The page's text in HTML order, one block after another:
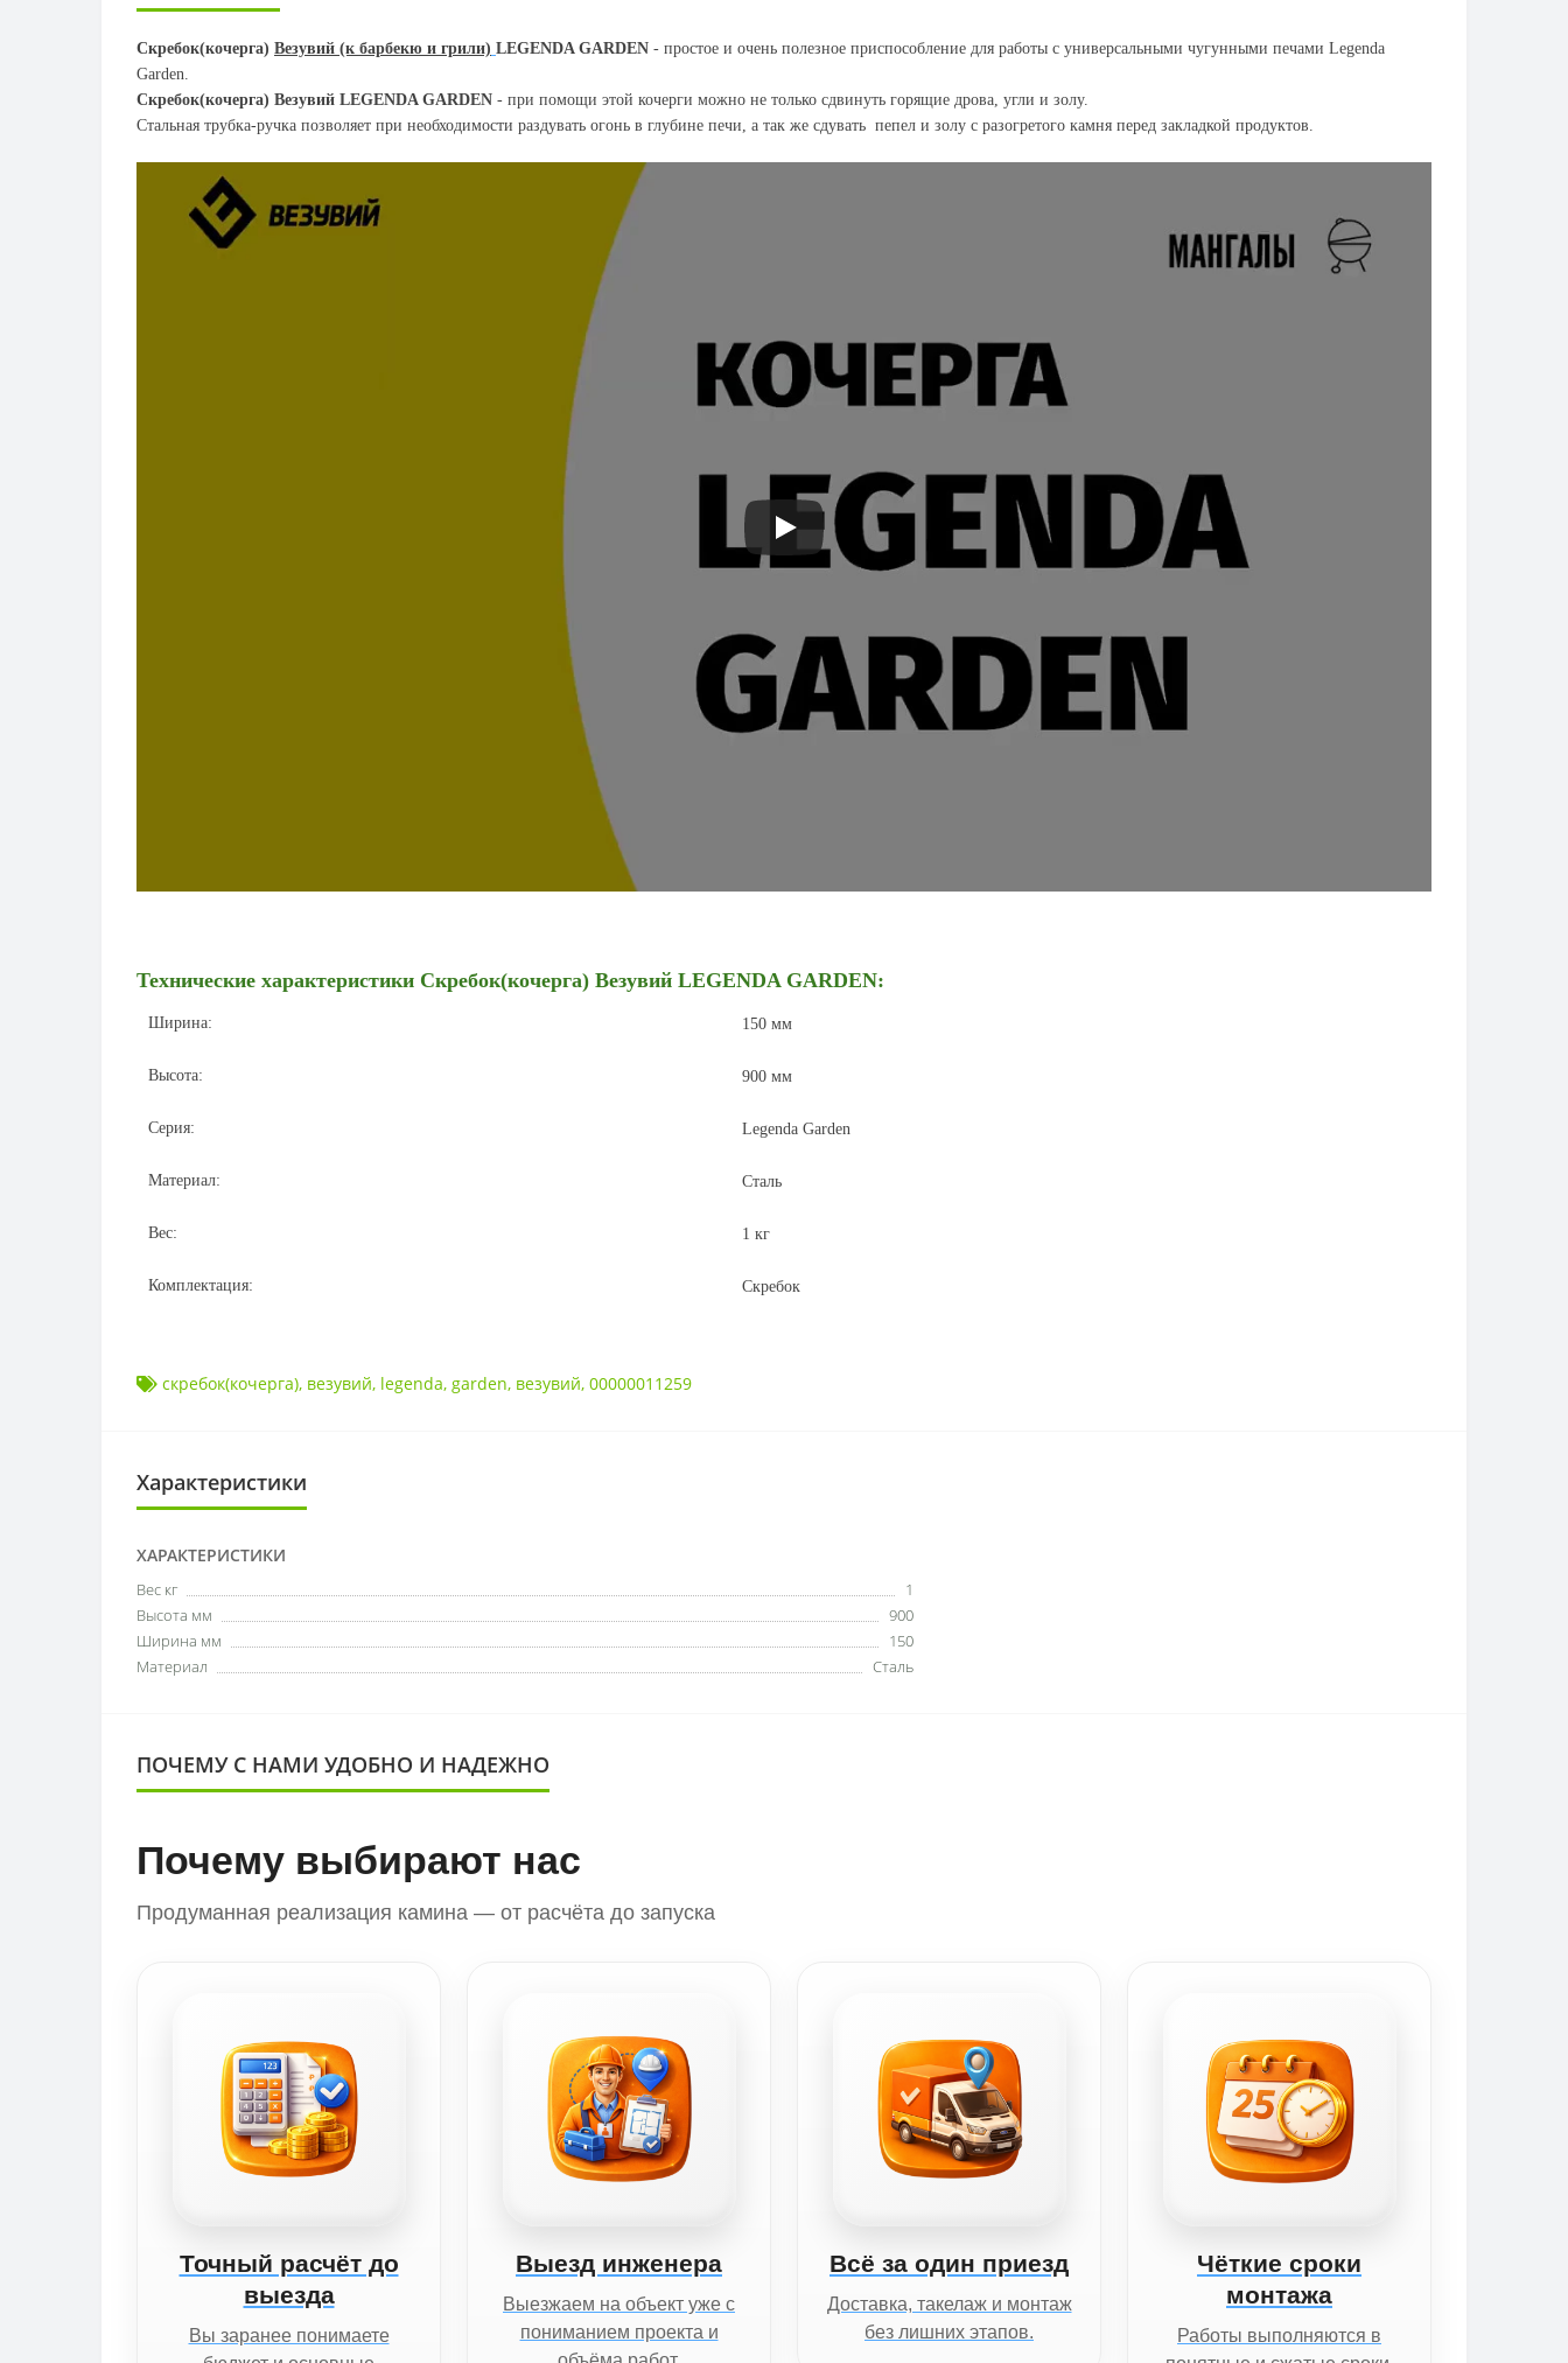
Скребок(кочерга) Везувий (к барбекю и грили) LEGENDA GARDEN - простое и очень полезное приспособление для работы с универсальными чугунными печами Legenda
Garden.
Скребок(кочерга) Везувий LEGENDA GARDEN - при помощи этой кочерги можно не только сдвинуть горящие дрова, угли и золу.
Стальная трубка-ручка позволяет при необходимости раздувать огонь в глубине печи, а так же сдувать пепел и золу с разогретого камня перед закладкой продуктов.
Технические характеристики Скребок(кочерга) Везувий LEGENDA GARDEN:
Ширина: 150 мм
Высота: 900 мм
Серия: Legenda Garden
Материал: Сталь
Вес: 1 кг
Комплектация: Скребок
скребок(кочерга), везувий, legenda, garden, везувий, 00000011259
Характеристики
ХАРАКТЕРИСТИКИ
Вес кг
1
Высота мм
900
Ширина мм
150
Материал
Сталь
ПОЧЕМУ С НАМИ УДОБНО И НАДЕЖНО
Почему выбирают нас
Продуманная реализация камина — от расчёта до запуска
Точный расчёт до
выезда
Вы заранее понимаете
Выезд инженера
Выезжаем на объект уже с
пониманием проекта и
Всё за один приезд
Доставка, такелаж и монтаж
без лишних этапов.
Чёткие сроки
монтажа
Работы выполняются в